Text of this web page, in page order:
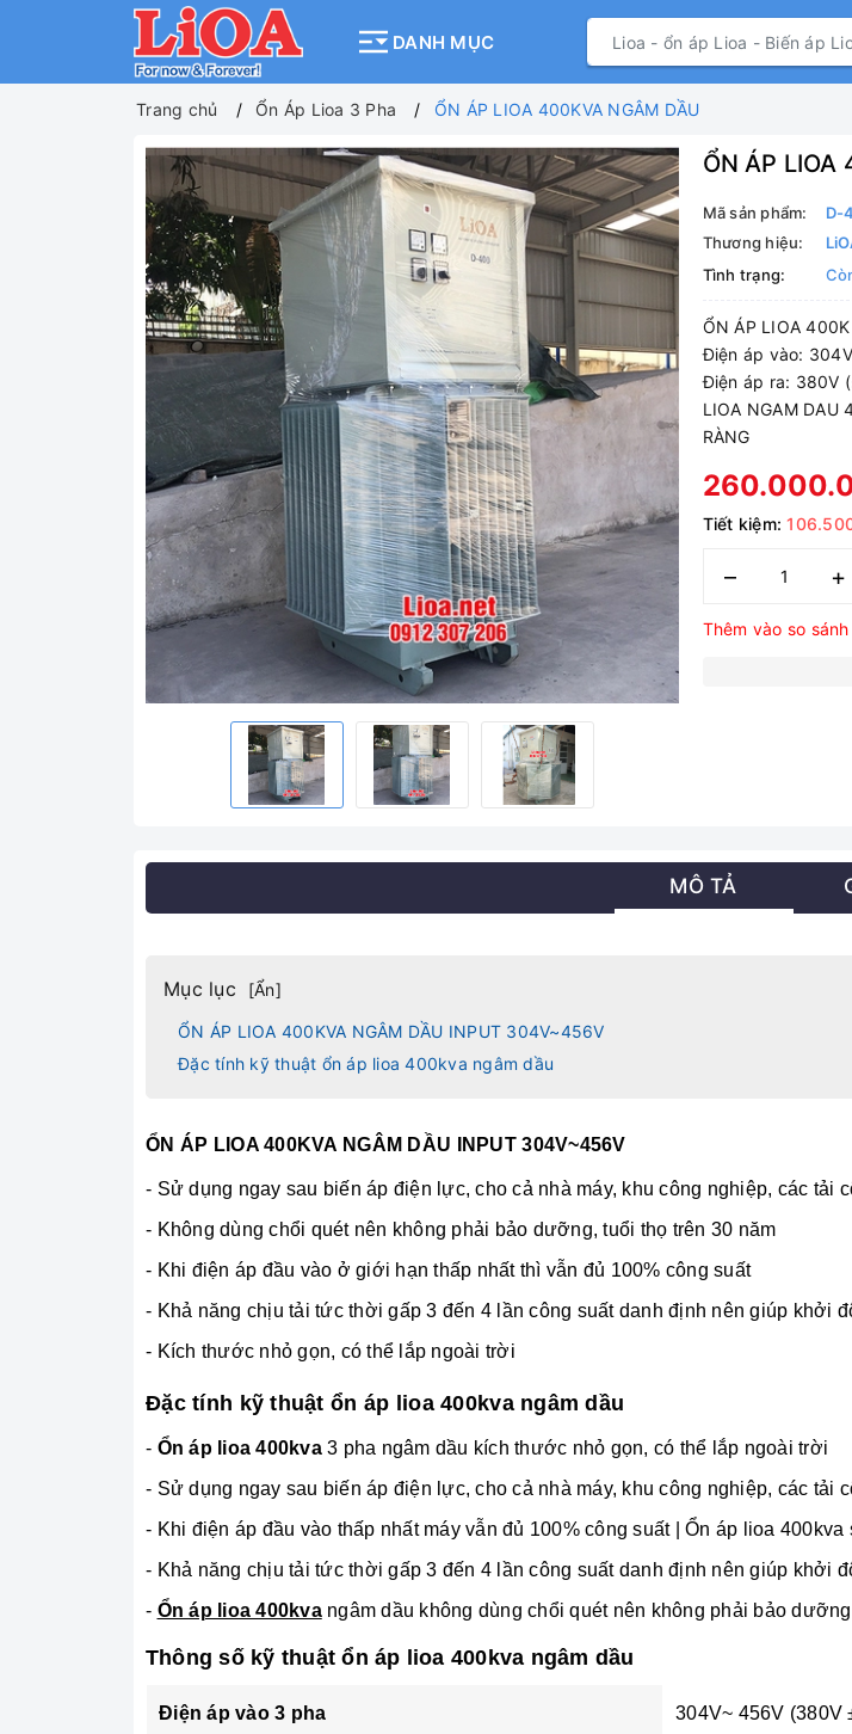
DANH MỤC
Trang chủ Ổn Áp Lioa 3 Pha ỔN ÁP LIOA 400KVA NGÂM DẦU
ỔN ÁP LIOA
Mã sản phẩm:
D-
Thương hiệu:
Tình trạng:
ỔN ÁP LIOA
Điện áp vào:
Điện áp ra: 380V
LIOA NGAM DAU
RÀNG
Tiết kiệm:
– +
Thêm vào so sánh
MÔ TẢ
Mục lục [Ẩn]
ỔN ÁP LIOA 400KVA NGÂM DẦU INPUT 304V~456V
Đặc tính kỹ thuật ổn áp lioa 400kva ngâm dầu
ỔN ÁP LIOA 400KVA NGÂM DẦU INPUT 304V~456V
- Sử dụng ngay sau biến áp điện lực, cho cả nhà máy, khu công nghiệp, các tải
- Không dùng chổi quét nên không phải bảo dưỡng, tuổi thọ trên 30 năm
- Khi điện áp đầu vào ở giới hạn thấp nhất thì vẫn đủ 100% công suất
- Khả năng chịu tải tức thời gấp 3 đến 4 lần công suất danh định nên giúp khởi
- Kích thước nhỏ gọn, có thể lắp ngoài trời
Đặc tính kỹ thuật ổn áp lioa 400kva ngâm dầu
- Ổn áp lioa 400kva3 pha ngâm dầu kích thước nhỏ gọn, có thể lắp ngoài trời
- Sử dụng ngay sau biến áp điện lực, cho cả nhà máy, khu công nghiệp, các tải
- Khi điện áp đầu vào thấp nhất máy vẫn đủ 100% công suất |
Ổn áp lioa 400kva
- Khả năng chịu tải tức thời gấp 3 đến 4 lần công suất danh định nên giúp khởi
- Ổn áp lioa 400kvangâm dầu không dùng chổi quét nên không phải bảo
Thông số kỹ thuật ổn áp lioa 400kva ngâm dầu
Điện áp vào 3 pha 304V~ 456V (380V